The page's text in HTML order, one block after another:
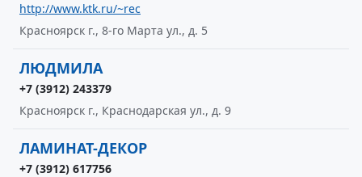
http://www.ktk.ru/~rec
Красноярск г., 8-го Марта ул., д. 5
ЛЮДМИЛА
+7 (3912) 243379
Красноярск г., Краснодарская ул., д. 9
ЛАМИНАТ-ДЕКОР
+7 (3912) 617756